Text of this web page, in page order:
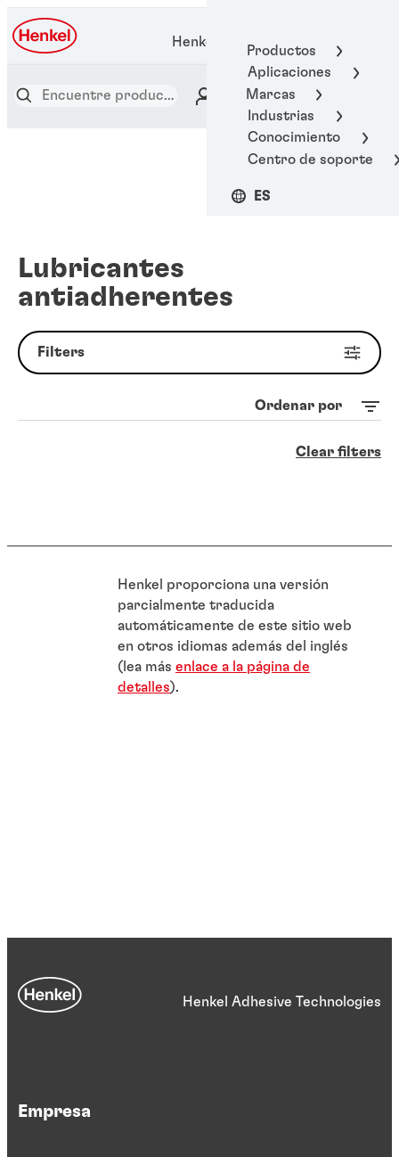
Productos
Aplicaciones
Marcas
Industrias
Conocimiento
Centro de soporte
ES
Henkel Adhesive Technologies
Lubricantes
antiadherentes
Filters
Ordenar por
Clear filters
Henkel proporciona una versión
parcialmente traducida
automáticamente de este sitio web
en otros idiomas además del inglés
(lea más enlace a la página de
detalles).
Henkel Adhesive Technologies
Empresa